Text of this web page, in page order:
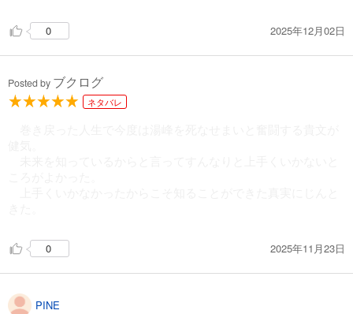
0 2025年12月02日
Posted by ブクログ
ネタバレ
0 2025年11月23日
PINE